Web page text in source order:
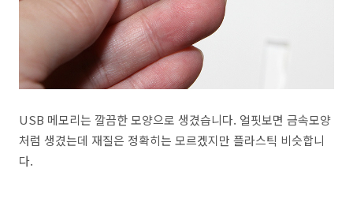
USB 메모리는 깔끔한 모양으로 생겼습니다. 얼핏보면 금속모양
처럼 생겼는데 재질은 정확히는 모르겠지만 플라스틱 비슷합니
다.